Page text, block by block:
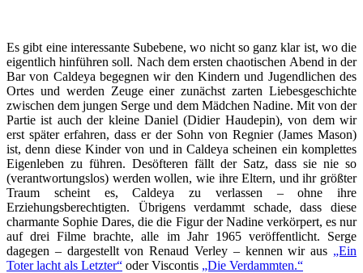
Es gibt eine interessante Subebene, wo nicht so ganz klar ist, wo die
eigentlich hinführen soll. Nach dem ersten chaotischen Abend in der
Bar von Caldeya begegnen wir den Kindern und Jugendlichen des
Ortes und werden Zeuge einer zunächst zarten Liebesgeschichte
zwischen dem jungen Serge und dem Mädchen Nadine. Mit von der
Partie ist auch der kleine Daniel (Didier Haudepin), von dem wir
erst später erfahren, dass er der Sohn von Regnier (James Mason)
ist, denn diese Kinder von und in Caldeya scheinen ein komplettes
Eigenleben zu führen. Desöfteren fällt der Satz, dass sie nie so
(verantwortungslos) werden wollen, wie ihre Eltern, und ihr größter
Traum scheint es, Caldeya zu verlassen – ohne ihre
Erziehungsberechtigten. Übrigens verdammt schade, dass diese
charmante Sophie Dares, die die Figur der Nadine verkörpert, es nur
auf drei Filme brachte, alle im Jahr 1965 veröffentlicht. Serge
dagegen – dargestellt von Renaud Verley – kennen wir aus „Ein
Toter lacht als Letzter“ oder Viscontis „Die Verdammten.“